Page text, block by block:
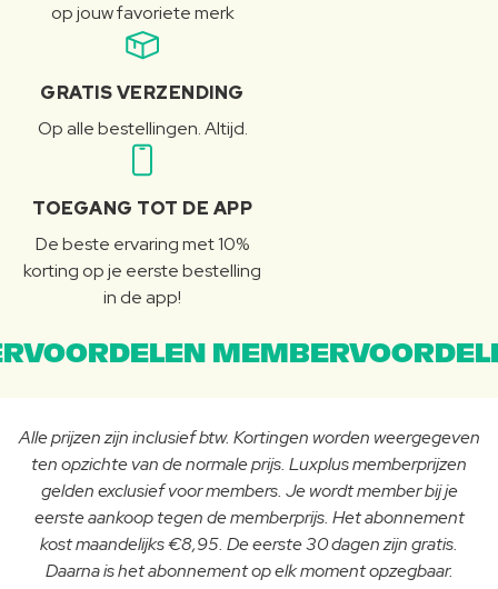
op jouw favoriete merk
GRATIS VERZENDING
Op alle bestellingen. Altijd.
TOEGANG TOT DE APP
De beste ervaring met 10%
korting op je eerste bestelling
in de app!
Alle prijzen zijn inclusief btw. Kortingen worden weergegeven
ten opzichte van de normale prijs. Luxplus memberprijzen
gelden exclusief voor members. Je wordt member bij je
eerste aankoop tegen de memberprijs. Het abonnement
kost maandelijks €8,95. De eerste 30 dagen zijn gratis.
Daarna is het abonnement op elk moment opzegbaar.